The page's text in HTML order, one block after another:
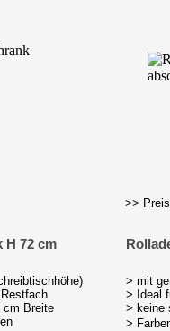
>>
cm Breite
H 72 cm
> mit
> Ideal
> keine
>